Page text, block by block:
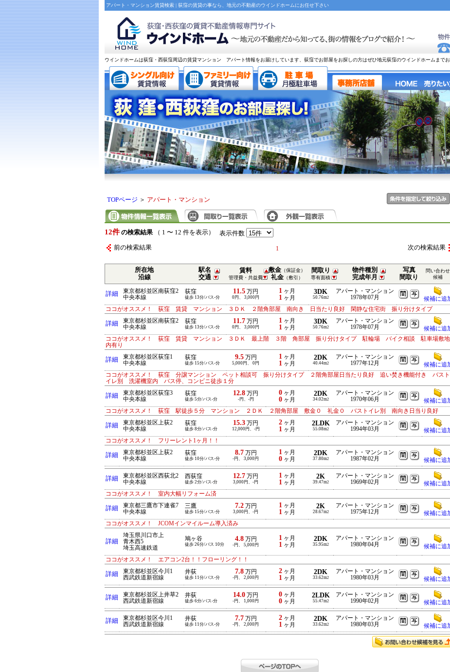
アパート・マンション賃貸検索 | 荻窪の賃貸の事なら、地元の不動産のウインドホームにお任せ下さい
ウインドホームは荻窪・西荻窪周辺の賃貸マンション アパート情報をお届けしています、荻窪でお部屋をお探しの方はぜひ地元荻窪のウインドホームまでお
TOPページ ＞ アパート・マンション
12件 の検索結果（ 1 〜 12 件を表示） 表示件数
前の検索結果 1 次の検索結果
所在地
沿線
駅名
交通
賃料
管理費・共益費
敷金（保証金）
礼金（敷引）
間取り
専有面積
物件種別
完成年月
写真
間取り
問い合わせ
候補
詳細
東京都杉並区南荻窪2
中央本線
荻窪
徒歩 13分/バス-分
11.5 万円
0円、 3,000円
1 ヶ月
1 ヶ月
3DK
50.76m2
アパート・マンション
1978年07月
候補に追
ココがオススメ！ 荻窪 賃貸 マンション ３ＤＫ ２階角部屋 南向き 日当たり良好 閑静な住宅街 振り分けタイプ
詳細
東京都杉並区南荻窪2
中央本線
荻窪
徒歩 13分/バス-分
11.7 万円
0円、 3,000円
1 ヶ月
1 ヶ月
3DK
50.76m2
アパート・マンション
1978年07月
候補に追
ココがオススメ！ 荻窪 賃貸 マンション ３ＤＫ 最上階 ３階 角部屋 振り分けタイプ 駐輪場 バイク相談 駐車場敷地
内有り
詳細
東京都杉並区荻窪1
中央本線
荻窪
徒歩 15分/バス-分
9.5万円
5,000円、 0円
1 ヶ月
1 ヶ月
2DK
40.44m2
アパート・マンション
1977年12月
候補に追
ココがオススメ！ 荻窪 分譲マンション ペット相談可 振り分けタイプ ２階角部屋日当たり良好 追い焚き機能付き バスト
イレ別 洗濯機室内 バス停、コンビニ徒歩１分
詳細
東京都杉並区荻窪3
中央本線
荻窪
徒歩 5分/バス-分
12.8 万円
-円、-円
0ヶ月
0ヶ月
2DK
34.02m2
アパート・マンション
1970年06月
候補に追
ココがオススメ！ 荻窪 駅徒歩５分 マンション ２ＤＫ ２階角部屋 敷金０ 礼金０ バストイレ別 南向き日当り良好
詳細
東京都杉並区上荻2
中央本線
荻窪
徒歩 8分/バス-分
15.3 万円
12,000円、-円
2ヶ月
1 ヶ月
2LDK
55.08m2
アパート・マンション
1994年03月
候補に追
ココがオススメ！ フリーレント1ヶ月！！
詳細
東京都杉並区上荻2
中央本線
荻窪
徒歩 10分/バス-分
8.7万円
-円、 3,000円
1 ヶ月
0ヶ月
2DK
37.80m2
アパート・マンション
1987年02月
候補に追
詳細
東京都杉並区西荻北2
中央本線
西荻窪
徒歩 2分/バス-分
12.7 万円
3,000円、-円
1 ヶ月
1 ヶ月
2K
39.47m2
アパート・マンション
1969年02月
候補に追
ココがオススメ！ 室内大幅リフォーム済
詳細
東京都三鷹市下連雀7
中央本線
三鷹
徒歩 15分/バス-分
7.2万円
3,000円、-円
1 ヶ月
1 ヶ月
2K
28.67m2
アパート・マンション
1975年12月
候補に追
ココがオススメ！ JCOMインマイルーム導入済み
詳細
埼玉県川口市上
青木西5
埼玉高速鉄道
鳩ヶ谷
徒歩 26分/バス 10分
4.8万円
-円、 5,000円
1 ヶ月
1 ヶ月
2DK
35.95m2
アパート・マンション
1980年04月
候補に追
ココがオススメ！ エアコン2台！！フローリング！！
詳細
東京都杉並区今川1
西武鉄道新宿線
井荻
徒歩 11分/バス-分
7.8万円
-円、 2,000円
2ヶ月
1 ヶ月
2DK
33.62m2
アパート・マンション
1980年03月
候補に追
詳細
東京都杉並区上井草2
西武鉄道新宿線
井荻
徒歩 6分/バス-分
14.0 万円
-円、 1,000円
0ヶ月
0ヶ月
2LDK
55.47m2
アパート・マンション
1990年02月
候補に追
詳細
東京都杉並区今川1
西武鉄道新宿線
井荻
徒歩 11分/バス-分
7.7万円
-円、 2,000円
2ヶ月
1 ヶ月
2DK
33.62m2
アパート・マンション
1980年03月
候補に追